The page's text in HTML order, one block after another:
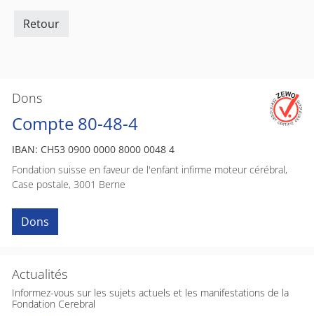
Dons
Compte 80-48-4
IBAN: CH53 0900 0000 8000 0048 4
Fondation suisse en faveur de l'enfant infirme moteur cérébral,
Case postale, 3001 Berne
Dons
Actualités
Informez-vous sur les sujets actuels et les manifestations de la
Fondation Cerebral
Retour